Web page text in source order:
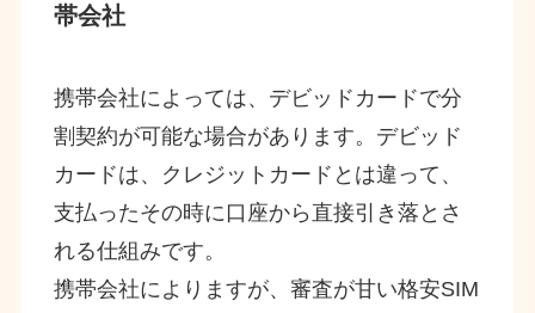
帯会社
携帯会社によっては、デビッドカードで分
割契約が可能な場合があります。デビッド
カードは、クレジットカードとは違って、
支払ったその時に口座から直接引き落とさ
れる仕組みです。
携帯会社によりますが、審査が甘い格安SIM